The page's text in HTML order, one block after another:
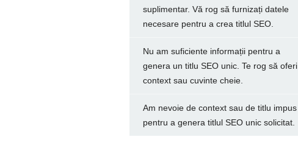
suplimentar. Vă rog să furnizați datele
necesare pentru a crea titlul SEO.
Nu am suficiente informații pentru a
genera un titlu SEO unic. Te rog să oferi
context sau cuvinte cheie.
Am nevoie de context sau de titlu impus
pentru a genera titlul SEO unic solicitat.